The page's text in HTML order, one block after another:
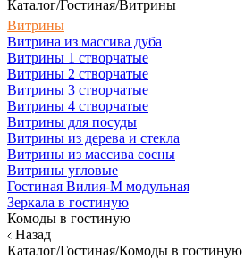
Каталог/Гостиная/Витрины
Витрины
Витрина из массива дуба
Витрины 1 створчатые
Витрины 2 створчатые
Витрины 3 створчатые
Витрины 4 створчатые
Витрины для посуды
Витрины из дерева и стекла
Витрины из массива сосны
Витрины угловые
Гостиная Вилия-М модульная
Зеркала в гостиную
Комоды в гостиную
Назад
Каталог/Гостиная/Комоды в гостиную